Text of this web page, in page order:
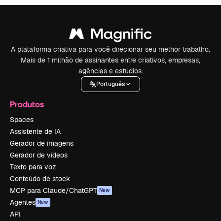
A plataforma criativa para você direcionar seu melhor trabalho.
Mais de 1 milhão de assinantes entre criativos, empresas,
agências e estúdios.
Português
Produtos
Spaces
Assistente de IA
Gerador de imagens
Gerador de vídeos
Texto para voz
Conteúdo de stock
MCP para Claude/ChatGPT New
Agentes New
API